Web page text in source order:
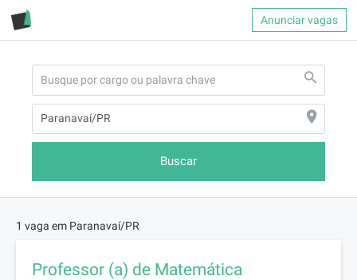
Anunciar vagas
Buscar
1 vaga em Paranavaí/PR
Professor (a) de Matemática